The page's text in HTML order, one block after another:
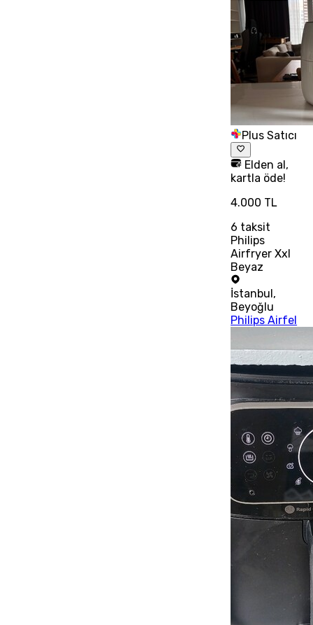
Plus Satıcı
Elden al,
kartla öde!
4.000 TL
6 taksit
Philips
Airfryer Xxl
Beyaz
İstanbul,
Beyoğlu
Philips Airfel